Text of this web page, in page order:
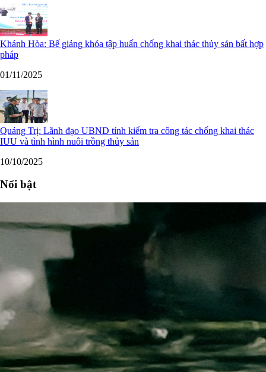
Khánh Hòa: Bế giảng khóa tập huấn chống khai thác thủy sản bất hợp
pháp
01/11/2025
Quảng Trị: Lãnh đạo UBND tỉnh kiểm tra công tác chống khai thác
IUU và tình hình nuôi trồng thủy sản
10/10/2025
Nổi bật